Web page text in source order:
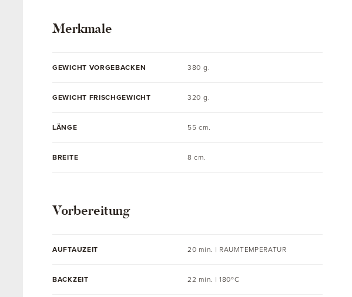
Merkmale
GEWICHT VORGEBACKEN 380 g.
GEWICHT FRISCHGEWICHT 320 g.
LÄNGE 55 cm.
BREITE 8 cm.
Vorbereitung
AUFTAUZEIT 20 min. | RAUMTEMPERATUR
BACKZEIT 22 min. | 180ºC